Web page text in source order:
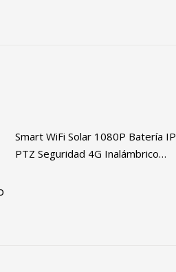
Smart WiFi Solar 1080P Batería IP
PTZ Seguridad 4G Inalámbrico